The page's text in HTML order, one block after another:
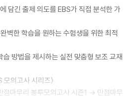
담긴 출제 의도를 EBS가 직접 분석한 가
한 학습을 원하는 수험생을 위한 최적
방법을 제시하는 실전 맞춤형 보조 교재
모의고사 시리즈〉
마무리 봉투모의고사 시즌1 → 만점마무